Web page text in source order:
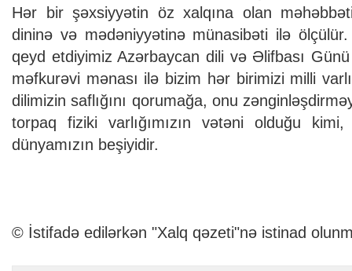
Hər bir şəxsiyyətin öz xalqına olan
dininə və mədəniyyətinə münasibəti ilə
qeyd etdiyimiz Azərbaycan dili və Əlifbası Günü
məfkurəvi mənası ilə bizim hər birimizi milli
dilimizin saflığını qorumağa, onu
torpaq fiziki varlığımızın vətəni olduğu
dünyamızın beşiyidir.
© İstifadə edilərkən "Xalq qəzeti"nə istinad